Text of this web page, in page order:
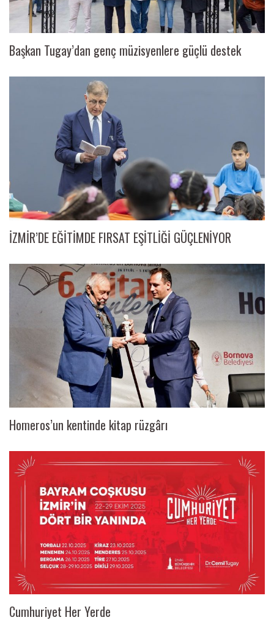
Başkan Tugay’dan genç müzisyenlere güçlü destek
İZMİR’DE EĞİTİMDE FIRSAT EŞİTLİĞİ GÜÇLENİYOR
Homeros’un kentinde kitap rüzgârı
Cumhuriyet Her Yerde